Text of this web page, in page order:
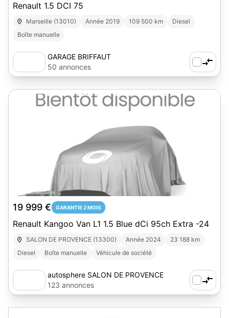
Renault 1.5 DCI 75
Marseille (13010) Année 2019 109 500 km
Diesel
Boîte manuelle
GARAGE BRIFFAUT
50 annonces
19 999 € GARANTIE 2 MOIS
Renault Kangoo Van L1 1.5 Blue dCi 95ch Extra -24
SALON DE PROVENCE (13300) Année 2024
23 188 km
Diesel
Boîte manuelle Véhicule de société
autosphere SALON DE PROVENCE
123 annonces